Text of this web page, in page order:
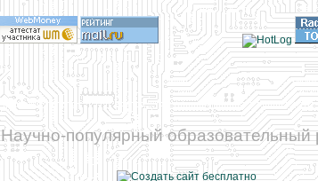
Научно-популярный образовательный